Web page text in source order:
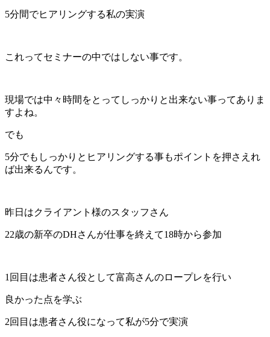
5分間でヒアリングする私の実演
これってセミナーの中ではしない事です。
現場では中々時間をとってしっかりと出来ない事ってありま
すよね。
でも
5分でもしっかりとヒアリングする事もポイントを押さえれ
ば出来るんです。
昨日はクライアント様のスタッフさん
22歳の新卒のDHさんが仕事を終えて18時から参加
1回目は患者さん役として富高さんのロープレを行い
良かった点を学ぶ
2回目は患者さん役になって私が5分で実演